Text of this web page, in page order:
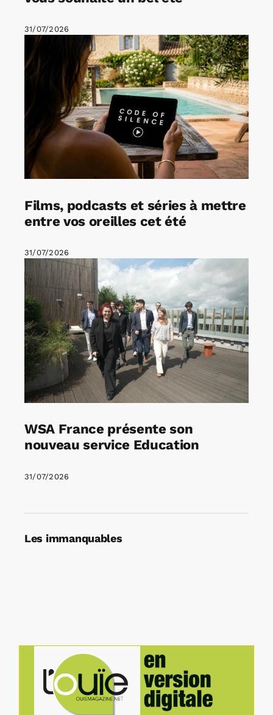
31/07/2026
Films, podcasts et séries à mettre
entre vos oreilles cet été
31/07/2026
WSA France présente son
nouveau service Education
31/07/2026
Les immanquables